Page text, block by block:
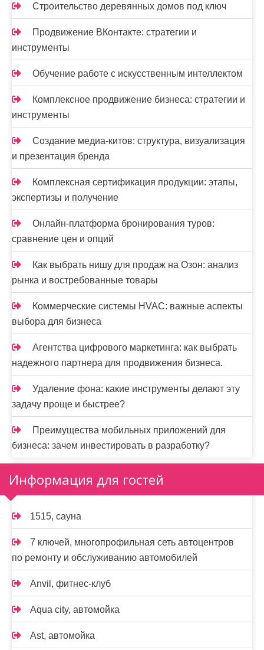
Строительство деревянных домов под ключ
Продвижение ВКонтакте: стратегии и
инструменты
Обучение работе с искусственным интеллектом
Комплексное продвижение бизнеса: стратегии и
инструменты
Создание медиа-китов: структура, визуализация
и презентация бренда
Комплексная сертификация продукции: этапы,
экспертизы и получение
Онлайн-платформа бронирования туров:
сравнение цен и опций
Как выбрать нишу для продаж на Озон: анализ
рынка и востребованные товары
Коммерческие системы HVAC: важные аспекты
выбора для бизнеса
Агентства цифрового маркетинга: как выбрать
надежного партнера для продвижения бизнеса.
Удаление фона: какие инструменты делают эту
задачу проще и быстрее?
Преимущества мобильных приложений для
бизнеса: зачем инвестировать в разработку?
Информация для гостей
1515, сауна
7 ключей, многопрофильная сеть автоцентров
по ремонту и обслуживанию автомобилей
Anvil, фитнес-клуб
Aqua city, автомойка
Ast, автомойка